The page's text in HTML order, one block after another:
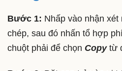
Bước 1: Nhấp vào nhận
chép, sau đó nhấn tổ hợp
chuột phải để chọn Copy từ